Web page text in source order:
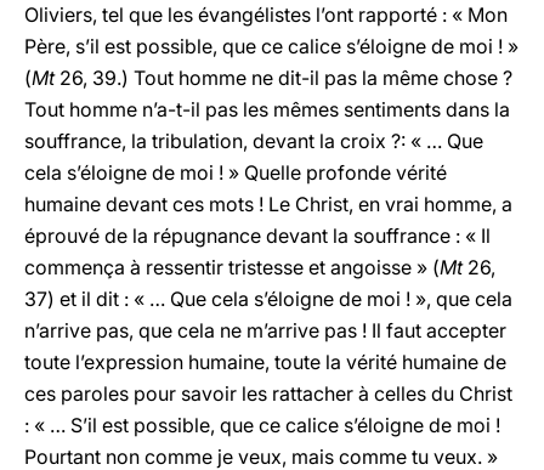
Oliviers, tel que les évangélistes l’ont rapporté : « Mon
Père, s’il est possible, que ce calice s’éloigne de moi ! »
(Mt26, 39.) Tout homme ne dit-il pas la même chose ?
Tout homme n’a-t-il pas les mêmes sentiments dans la
souffrance, la tribulation, devant la croix ?: « … Que
cela s’éloigne de moi ! » Quelle profonde vérité
humaine devant ces mots ! Le Christ, en vrai homme, a
éprouvé de la répugnance devant la souffrance : « Il
commença à ressentir tristesse et angoisse » (Mt26,
37) et il dit : « … Que cela s’éloigne de moi ! », que cela
n’arrive pas, que cela ne m’arrive pas ! Il faut accepter
toute l’expression humaine, toute la vérité humaine de
ces paroles pour savoir les rattacher à celles du Christ
: « … S’il est possible, que ce calice s’éloigne de moi !
Pourtant non comme je veux, mais comme tu veux. »